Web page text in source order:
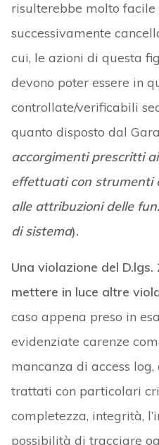
risulterebbe molto
successivamente
cui, le azioni di questa
devono poter essere in
controllate/verificabili
quanto disposto dal
accorgimenti prescritti
effettuati con strumenti
alle attribuzioni delle
di sistema).
Una violazione del
mettere in luce altre
caso appena preso in
evidenziate carenze
mancanza di access log,
trattati con particolari
completezza, integrità,
possibilità di tracciare